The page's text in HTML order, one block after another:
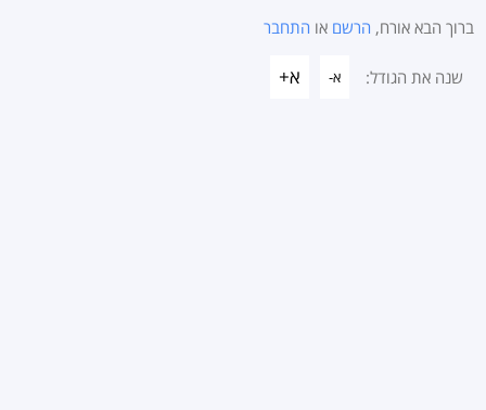
ברוך הבא אורח, הרשם או התחבר
שנה את הגודל: א- א+